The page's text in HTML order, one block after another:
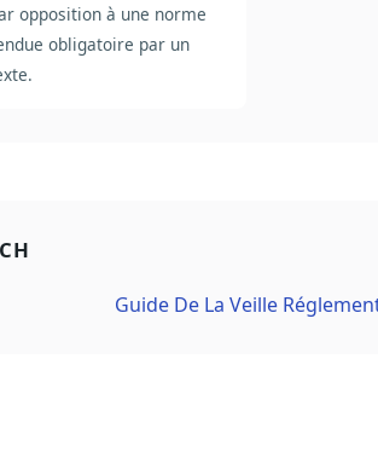
opposition à une norme
obligatoire par un
Guide De La Veille